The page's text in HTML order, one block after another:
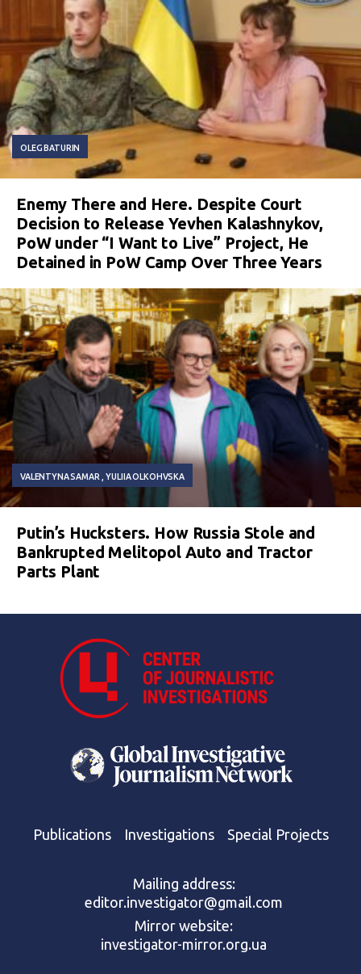
OLEG BATURIN
Enemy There and Here. Despite Court
Decision to Release Yevhen Kalashnykov,
PoW under “I Want to Live” Project, He
Detained in PoW Camp Over Three Years
VALENTYNA SAMAR YULIIA OLKOHVSKA
Putin’s Hucksters. How Russia Stole and
Bankrupted Melitopol Auto and Tractor
Parts Plant
Publications Investigations Special Projects
Mailing address:
editor.investigator@gmail.com
Mirror website:
investigator-mirror.org.ua